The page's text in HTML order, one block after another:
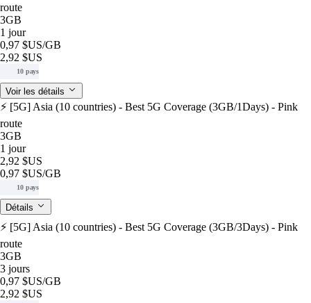
route
3GB
1 jour
0,97 $US/GB
2,92 $US
10 pays
Voir les détails
⚡️ [5G] Asia (10 countries) - Best 5G Coverage (3GB/1Days) - Pink
route
3GB
1 jour
2,92 $US
0,97 $US/GB
10 pays
Détails
⚡️ [5G] Asia (10 countries) - Best 5G Coverage (3GB/3Days) - Pink
route
3GB
3 jours
0,97 $US/GB
2,92 $US